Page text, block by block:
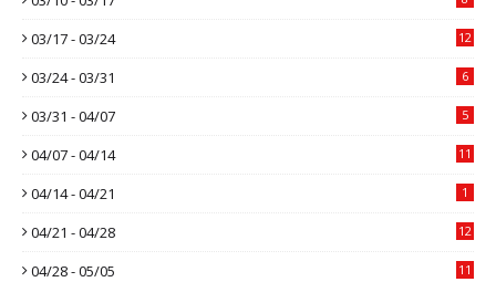
03/17 - 03/24 12
03/24 - 03/31 6
03/31 - 04/07 5
04/07 - 04/14 11
04/14 - 04/21 1
04/21 - 04/28 12
04/28 - 05/05 11